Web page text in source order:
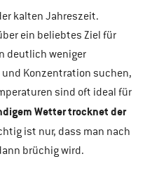
kalten Jahreszeit.
ein beliebtes Ziel für
deutlich weniger
Konzentration suchen,
sind oft ideal für
Wetter trocknet der
ist nur, dass man nach
brüchig wird.